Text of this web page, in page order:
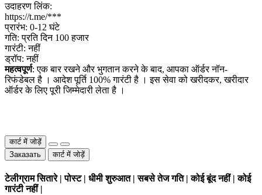
उदाहरण लिंक:
https://t.me/***
प्रारंभ: 0-12 घंटे
गति: प्रति दिन 100 हजार
गारंटी: नहीं
ड्रॉप: नहीं
महत्वपूर्ण: एक बार रखने और भुगतान करने के बाद, आपका ऑर्डर नॉन-
रिफंडेबल है । आदेश पूर्ति 100% गारंटी है । इस सेवा को खरीदकर, खरीदार
ऑर्डर के लिए पूरी जिम्मेदारी लेता है ।
कार्ट में जोड़ें
Заказать
कार्ट में जोड़ें
टेलीग्राम सितारे | पोस्ट | धीमी शुरुआत | सबसे तेज गति | कोई बूंद नहीं | कोई
गारंटी नहीं |